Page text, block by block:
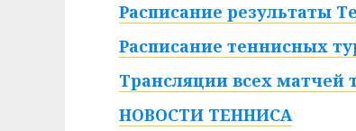
Расписание результаты
Расписание теннисных
Трансляции всех матчей
НОВОСТИ ТЕННИСА